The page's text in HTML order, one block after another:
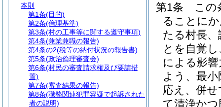
第1条
この
ることに
たる村長
とを自覚
による影
よう、最
応え、併
て清浄か
本則
第1条(目的)
第2条(倫理基準)
第3条(村の工事等に関する遵守事項)
第4条(兼業兼職の報告)
第4条の2(税等の納付状況の報告書)
第5条(政治倫理審査会)
第6条(村民の審査請求権及び要請措
置)
第7条(審査結果の報告)
第8条(職務関連犯罪容疑で起訴された
者の説明)